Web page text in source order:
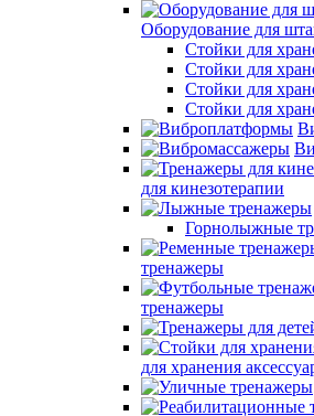
Оборудование для
Стойки для
Стойки для
Стойки для
Стойки для
для кинезотерапии
Горнолыжные
тренажеры
тренажеры
для хранения